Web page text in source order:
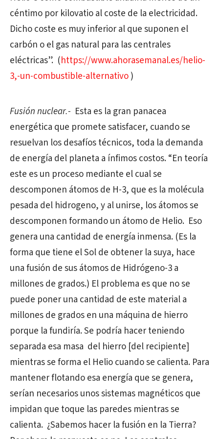
céntimo por kilovatio al coste de la electricidad.
Dicho coste es muy inferior al que suponen el
carbón o el gas natural para las centrales
eléctricas”. (https://www.ahorasemanal.es/helio-
3,-un-combustible-alternativo)
Fusión nuclear.- Esta es la gran panacea
energética que promete satisfacer, cuando se
resuelvan los desafíos técnicos, toda la demanda
de energía del planeta a ínfimos costos. “En teoría
este es un proceso mediante el cual se
descomponen átomos de H-3, que es la molécula
pesada del hidrogeno, y al unirse, los átomos se
descomponen formando un átomo de Helio. Eso
genera una cantidad de energía inmensa. (Es la
forma que tiene el Sol de obtener la suya, hace
una fusión de sus átomos de Hidrógeno-3 a
millones de grados.) El problema es que no se
puede poner una cantidad de este material a
millones de grados en una máquina de hierro
porque la fundiría. Se podría hacer teniendo
separada esa masa del hierro [del recipiente]
mientras se forma el Helio cuando se calienta. Para
mantener flotando esa energía que se genera,
serían necesarios unos sistemas magnéticos que
impidan que toque las paredes mientras se
calienta. ¿Sabemos hacer la fusión en la Tierra?